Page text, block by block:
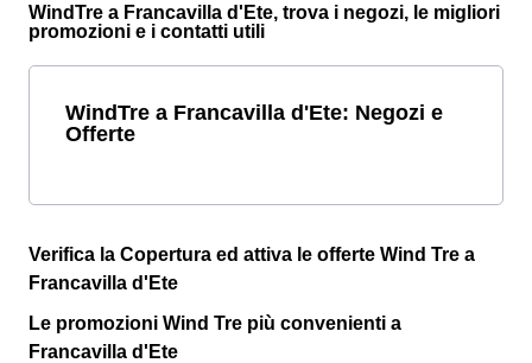
WindTre a Francavilla d'Ete, trova i negozi, le migliori
promozioni e i contatti utili
WindTre a Francavilla d'Ete: Negozi e
Offerte
Verifica la Copertura ed attiva le offerte Wind Tre a
Francavilla d'Ete
Le promozioni Wind Tre più convenienti a
Francavilla d'Ete